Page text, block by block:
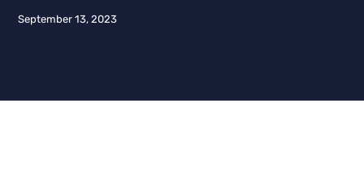
September 13, 2023